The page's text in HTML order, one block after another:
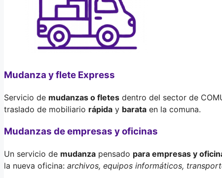
Mudanza y flete Express
Servicio de mudanzas o fletes dentro del sector de
traslado de mobiliario rápida y barata en la comuna.
Mudanzas de empresas y oficinas
Un servicio de mudanza pensado para empresas y
la nueva oficina: archivos, equipos informáticos,